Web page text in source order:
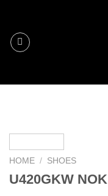
content
HOME / SHOES
U420GKW